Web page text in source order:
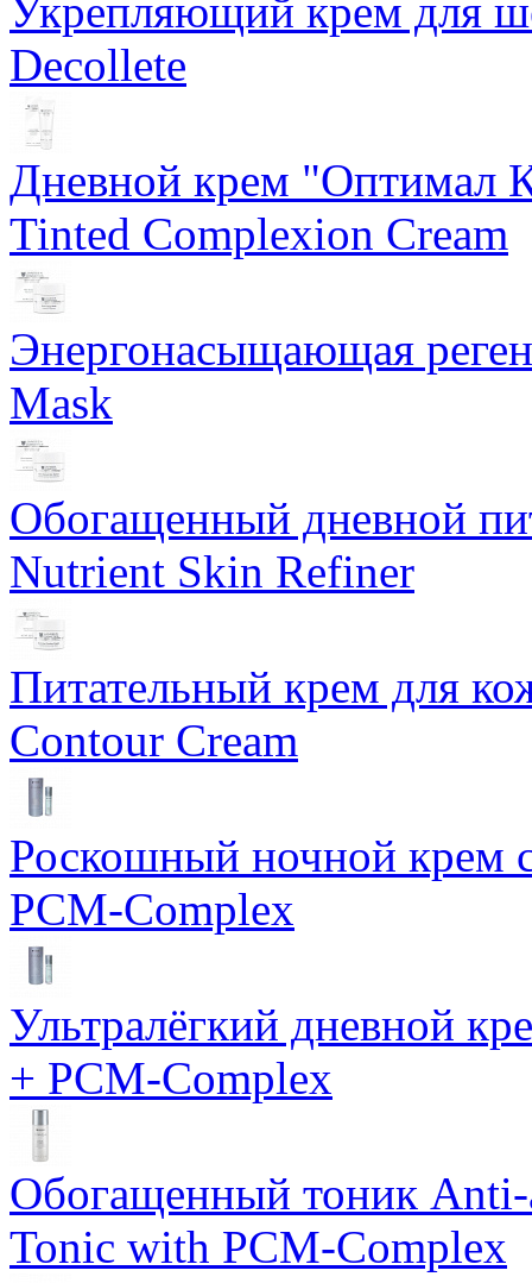
Укрепляющий крем для
Decollete
Дневной крем "Оптимал
Tinted Complexion Cream
Энергонасыщающая
Mask
Обогащенный дневной
Nutrient Skin Refiner
Питательный крем для
Contour Cream
Роскошный ночной крем
PCM-Complex
Ультралёгкий дневной
+ PCM-Complex
Обогащенный тоник Anti-
Tonic with PCM-Complex